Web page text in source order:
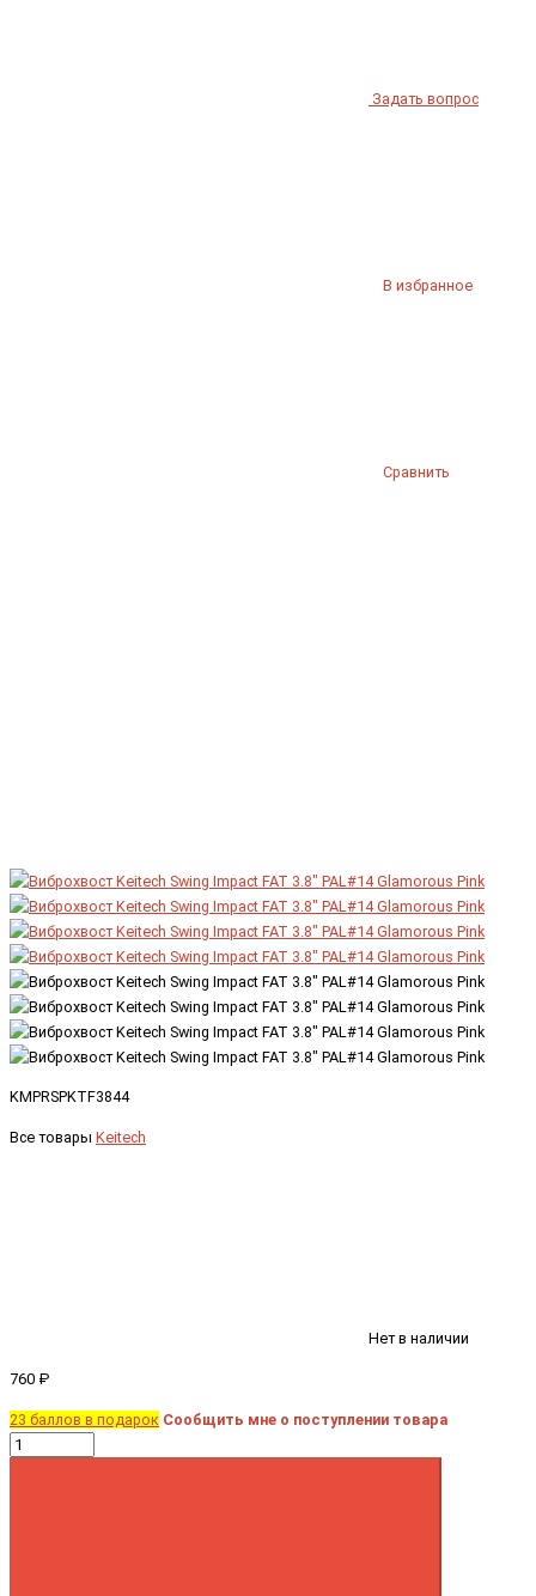
Задать вопрос
В избранное
Сравнить
KMPRSPKTF3844
Все товары Keitech
Нет в наличии
760 ₽
23 баллов в подарок Сообщить мне о поступлении товара